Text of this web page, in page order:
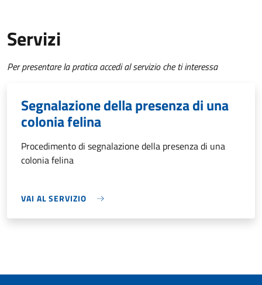
Servizi
Per presentare la pratica accedi al servizio che ti interessa
Segnalazione della presenza di una
colonia felina
Procedimento di segnalazione della presenza di una
colonia felina
VAI AL SERVIZIO